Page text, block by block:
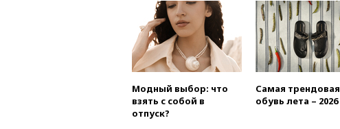
Модный выбор: что
взять с собой в
отпуск?
Самая трендовая
обувь лета – 2026